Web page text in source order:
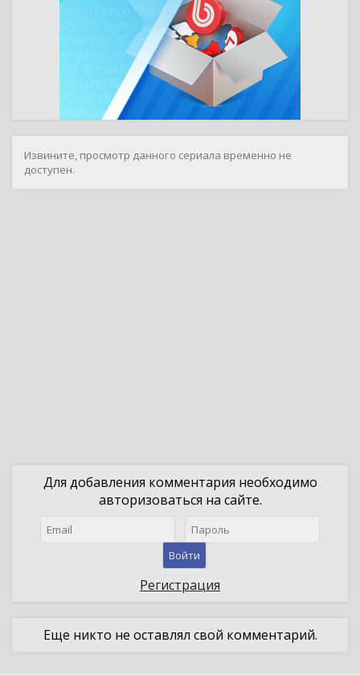
Извините, просмотр данного сериала временно не
доступен.
Для добавления комментария необходимо
авторизоваться на сайте.
Войти
Регистрация
Еще никто не оставлял свой комментарий.